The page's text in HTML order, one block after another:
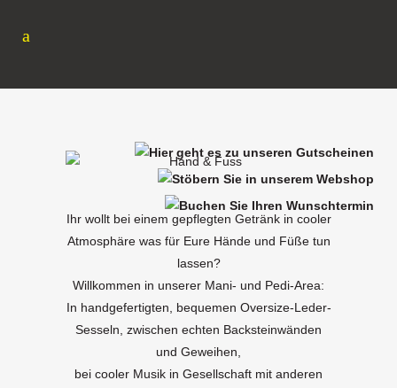
Ihr wollt bei einem gepflegten Getränk in cooler
Atmosphäre was für Eure Hände und Füße tun
lassen?
Willkommen in unserer Mani- und Pedi-Area:
In handgefertigten, bequemen Oversize-Leder-
Sesseln, zwischen echten Backsteinwänden
und Geweihen,
bei cooler Musik in Gesellschaft mit anderen